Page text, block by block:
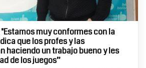
muy conformes con la
que los profes y las
haciendo un trabajo bueno y les
de los juegos”